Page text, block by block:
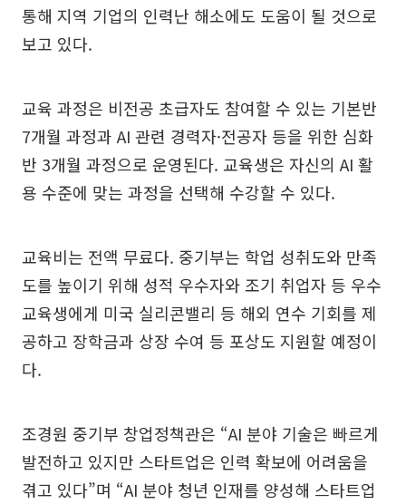
통해 지역 기업의 인력난 해소에도 도움이 될 것으로
보고 있다.
교육 과정은 비전공 초급자도 참여할 수 있는 기본반
7개월 과정과 AI 관련 경력자·전공자 등을 위한 심화
반 3개월 과정으로 운영된다. 교육생은 자신의 AI 활
용 수준에 맞는 과정을 선택해 수강할 수 있다.
교육비는 전액 무료다. 중기부는 학업 성취도와 만족
도를 높이기 위해 성적 우수자와 조기 취업자 등 우수
교육생에게 미국 실리콘밸리 등 해외 연수 기회를 제
공하고 장학금과 상장 수여 등 포상도 지원할 예정이
다.
조경원 중기부 창업정책관은 “AI 분야 기술은 빠르게
발전하고 있지만 스타트업은 인력 확보에 어려움을
겪고 있다”며 “AI 분야 청년 인재를 양성해 스타트업